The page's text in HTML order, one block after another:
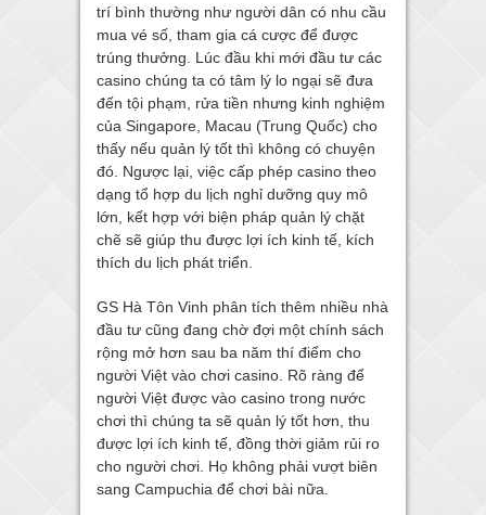
trí bình thường như người dân có nhu cầu
mua vé số, tham gia cá cược để được
trúng thưởng. Lúc đầu khi mới đầu tư các
casino chúng ta có tâm lý lo ngại sẽ đưa
đến tội phạm, rửa tiền nhưng kinh nghiệm
của Singapore, Macau (Trung Quốc) cho
thấy nếu quản lý tốt thì không có chuyện
đó. Ngược lại, việc cấp phép casino theo
dạng tổ hợp du lịch nghỉ dưỡng quy mô
lớn, kết hợp với biện pháp quản lý chặt
chẽ sẽ giúp thu được lợi ích kinh tế, kích
thích du lịch phát triển.
GS Hà Tôn Vinh phân tích thêm nhiều nhà
đầu tư cũng đang chờ đợi một chính sách
rộng mở hơn sau ba năm thí điểm cho
người Việt vào chơi casino. Rõ ràng để
người Việt được vào casino trong nước
chơi thì chúng ta sẽ quản lý tốt hơn, thu
được lợi ích kinh tế, đồng thời giảm rủi ro
cho người chơi. Họ không phải vượt biên
sang Campuchia để chơi bài nữa.